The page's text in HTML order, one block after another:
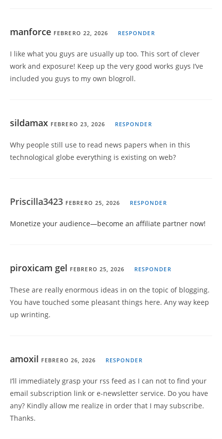
manforce FEBRERO 22, 2026 RESPONDER
I like what you guys are usually up too. This sort of clever
work and exposure! Keep up the very good works guys I’ve
included you guys to my own blogroll.
sildamax FEBRERO 23, 2026 RESPONDER
Why people still use to read news papers when in this
technological globe everything is existing on web?
Priscilla3423 FEBRERO 25, 2026 RESPONDER
Monetize your audience—become an affiliate partner now!
piroxicam gel FEBRERO 25, 2026 RESPONDER
These are really enormous ideas in on the topic of blogging.
You have touched some pleasant things here. Any way keep
up wrinting.
amoxil FEBRERO 26, 2026 RESPONDER
I’ll immediately grasp your rss feed as I can not to find your
email subscription link or e-newsletter service. Do you have
any? Kindly allow me realize in order that I may subscribe.
Thanks.